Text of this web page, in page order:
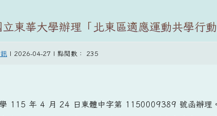
東華大學辦理「北東區適應運動共學行
| 2026-04-27 | 點閱數： 235
115 年 4 月 24 日東體中字第 1150009389 號函辦理。